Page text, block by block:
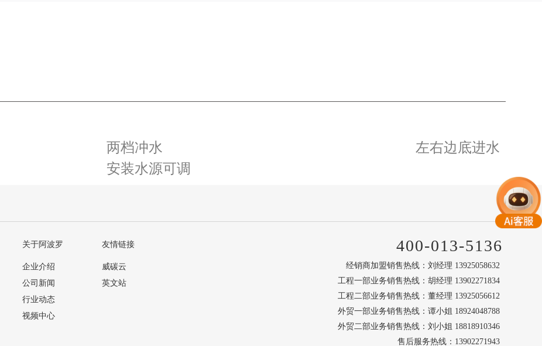
两档冲水
安装水源可调
左右边底进水
关于阿波罗
企业介绍
公司新闻
行业动态
视频中心
友情链接
威碳云
英文站
400-013-5136
经销商加盟销售热线：刘经理 13925058632
工程一部业务销售热线：胡经理 13902271834
工程二部业务销售热线：董经理 13925056612
外贸一部业务销售热线：谭小姐 18924048788
外贸二部业务销售热线：刘小姐 18818910346
售后服务热线：13902271943